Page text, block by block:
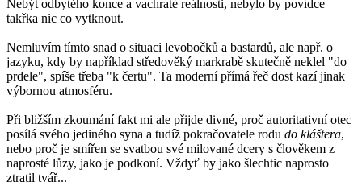
Nebýt odbytého konce a vachraté reálnosti, nebylo by povídce
takřka nic co vytknout.
Nemluvím tímto snad o situaci levobočků a bastardů, ale např. o
jazyku, kdy by například středověký markrabě skutečně neklel "do
prdele", spíše třeba "k čertu". Ta moderní přímá řeč dost kazí jinak
výbornou atmosféru.
Při bližším zkoumání fakt mi ale přijde divné, proč autoritativní otec
posílá svého jediného syna a tudíž pokračovatele rodu do kláštera,
nebo proč je smířen se svatbou své milované dcery s člověkem z
naprosté lůzy, jako je podkoní. Vždyť by jako šlechtic naprosto
ztratil tvář...